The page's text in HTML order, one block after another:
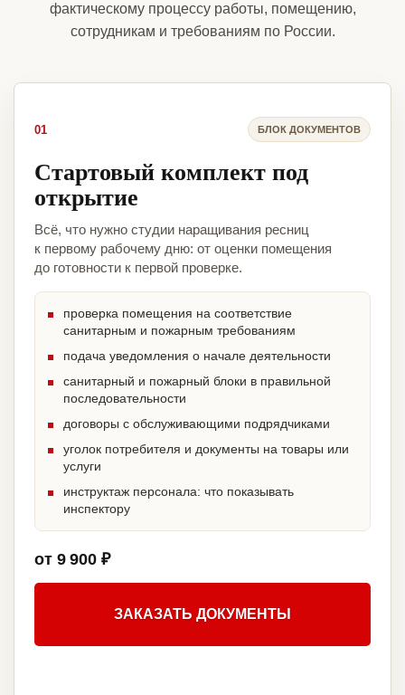
фактическому процессу работы, помещению,
сотрудникам и требованиям по России.
01 БЛОК ДОКУМЕНТОВ
Стартовый комплект под
открытие
Всё, что нужно студии наращивания ресниц
к первому рабочему дню: от оценки помещения
до готовности к первой проверке.
проверка помещения на соответствие
санитарным и пожарным требованиям
подача уведомления о начале деятельности
санитарный и пожарный блоки в правильной
последовательности
договоры с обслуживающими подрядчиками
уголок потребителя и документы на товары или
услуги
инструктаж персонала: что показывать
инспектору
от 9 900 ₽
ЗАКАЗАТЬ ДОКУМЕНТЫ